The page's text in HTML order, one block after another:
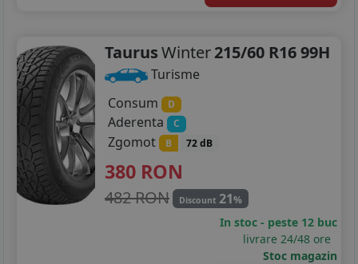
TaurusWinter215/60 R16 99H
Turisme
Consum
D
Aderenta C
Zgomot B 72 dB
380 RON
482 RON Discount 21%
In stoc - peste 12 buc
livrare 24/48 ore
Stoc magazin